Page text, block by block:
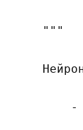
"""
- 2